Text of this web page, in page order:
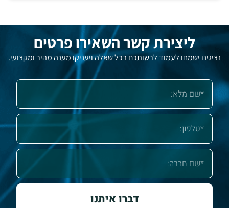
ליצירת קשר השאירו פרטים
נציגינו ישמחו לעמוד לרשותכם בכל שאלה ויעניקו מענה מהיר ומקצועי.
דברו איתנו